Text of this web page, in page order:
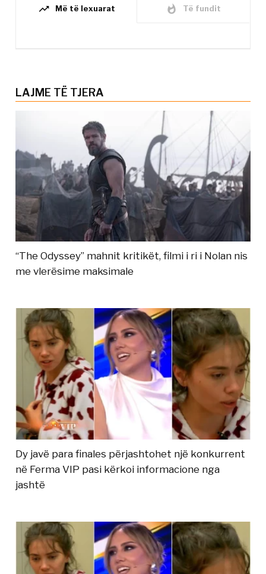
trending_up Më të lexuarat whatshot Të fundit
LAJME TË TJERA
“The Odyssey” mahnit kritikët, filmi i ri i Nolan nis
me vlerësime maksimale
Dy javë para finales përjashtohet një konkurrent
në Ferma VIP pasi kërkoi informacione nga
jashtë